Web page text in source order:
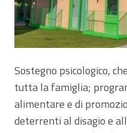
Sostegno psicologico,
tutta la famiglia;
alimentare e di
deterrenti al disagio e